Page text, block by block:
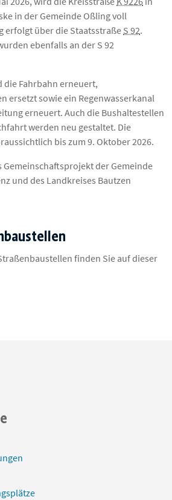
in der Gemeinde Oßling voll
erfolgt über die Staatsstraße S 92.
ebenfalls an der S 92
die Fahrbahn erneuert,
ersetzt sowie ein Regenwasserkanal
erneuert. Auch die Bushaltestellen
werden neu gestaltet. Die
bis zum 9. Oktober 2026.
Gemeinschaftsprojekt der Gemeinde
und des Landkreises Bautzen
finden Sie auf dieser